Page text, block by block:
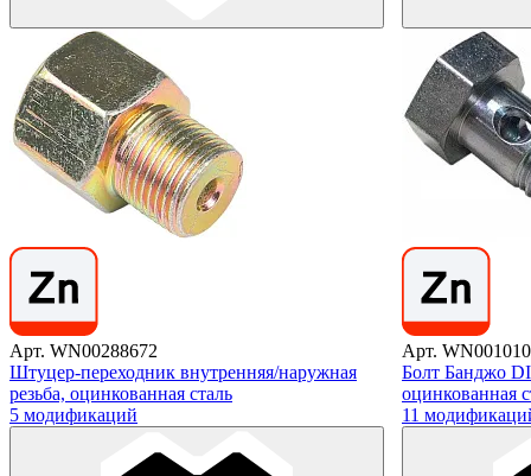
Арт. WN00288672
Штуцер-переходник внутренняя/наружная
резьба, оцинкованная сталь
5 модификаций
Арт.
Болт Банджо
оцинкованная
11